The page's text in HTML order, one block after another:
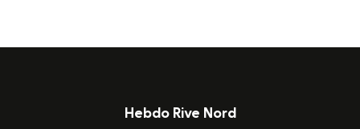
Hebdo Rive Nord